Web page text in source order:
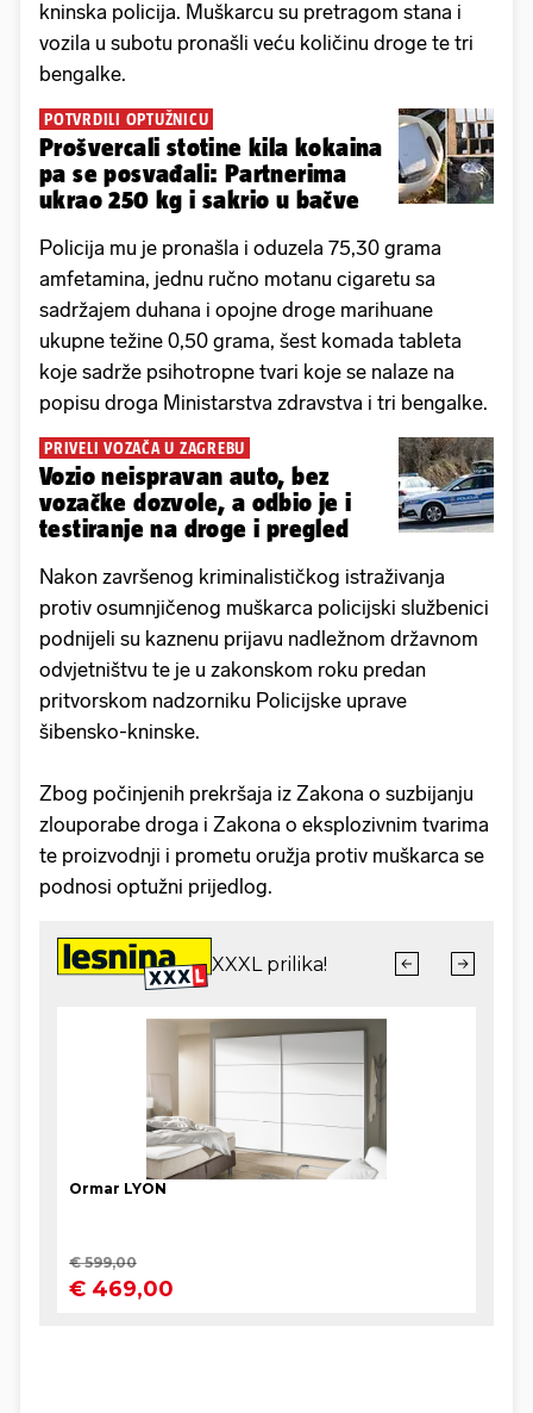
kninska policija. Muškarcu su pretragom stana i
vozila u subotu pronašli veću količinu droge te tri
bengalke.
POTVRDILI OPTUŽNICU
Prošvercali stotine kila kokaina
pa se posvađali: Partnerima
ukrao 250 kg i sakrio u bačve
Policija mu je pronašla i oduzela 75,30 grama
amfetamina, jednu ručno motanu cigaretu sa
sadržajem duhana i opojne droge marihuane
ukupne težine 0,50 grama, šest komada tableta
koje sadrže psihotropne tvari koje se nalaze na
popisu droga Ministarstva zdravstva i tri bengalke.
PRIVELI VOZAČA U ZAGREBU
Vozio neispravan auto, bez
vozačke dozvole, a odbio je i
testiranje na droge i pregled
Nakon završenog kriminalističkog istraživanja
protiv osumnjičenog muškarca policijski službenici
podnijeli su kaznenu prijavu nadležnom državnom
odvjetništvu te je u zakonskom roku predan
pritvorskom nadzorniku Policijske uprave
šibensko-kninske.
Zbog počinjenih prekršaja iz Zakona o suzbijanju
zlouporabe droga i Zakona o eksplozivnim tvarima
te proizvodnji i prometu oružja protiv muškarca se
podnosi optužni prijedlog.